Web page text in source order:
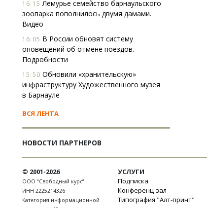
16:15 Лемурье семейство барнаульского
зоопарка пополнилось двумя дамами.
Видео
16:05 В России обновят систему
оповещений об отмене поездов.
Подробности
15:50 Обновили «хранительскую»
инфраструктуру Художественного музея
в Барнауле
ВСЯ ЛЕНТА
НОВОСТИ ПАРТНЕРОВ
© 2001-2026
ООО “Свободный курс”
ИНН 2225214326
Категория информационной
УСЛУГИ
Подписка
Конференц-зал
Типография "Алт-принт"